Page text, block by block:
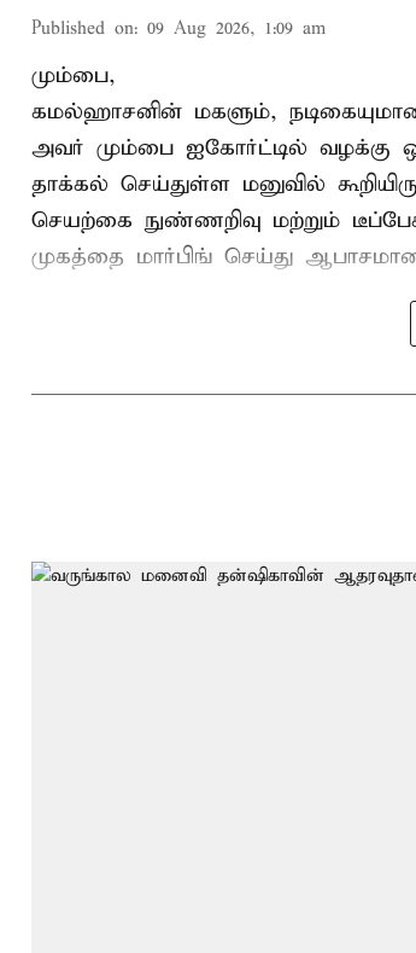
Published on: 09 Aug 2026, 1:09 am
மும்பை,
கமல்ஹாசனின் மகளும்,
அவர் மும்பை ஐகோர்ட்டில் வழக்கு
தாக்கல் செய்துள்ள மனுவில்
செயற்கை நுண்ணறிவு மற்றும்
முகத்தை மார்பிங் செய்து